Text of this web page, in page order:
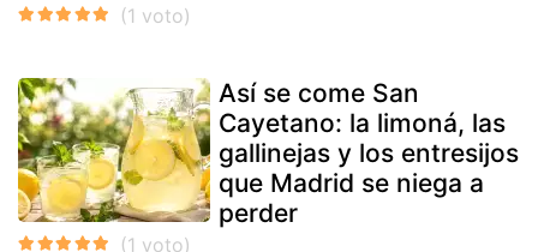
Así se come San
Cayetano: la limoná, las
gallinejas y los entresijos
que Madrid se niega a
perder